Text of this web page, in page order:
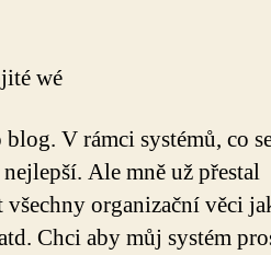
wé
V rámci systémů, co
Ale mně už přestal
organizační věci
Chci aby můj systém